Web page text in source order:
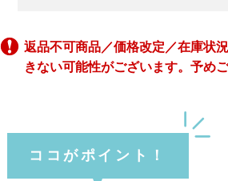
返品不可商品／価格改定／在庫状
きない可能性がございます。予め
ココがポイント！